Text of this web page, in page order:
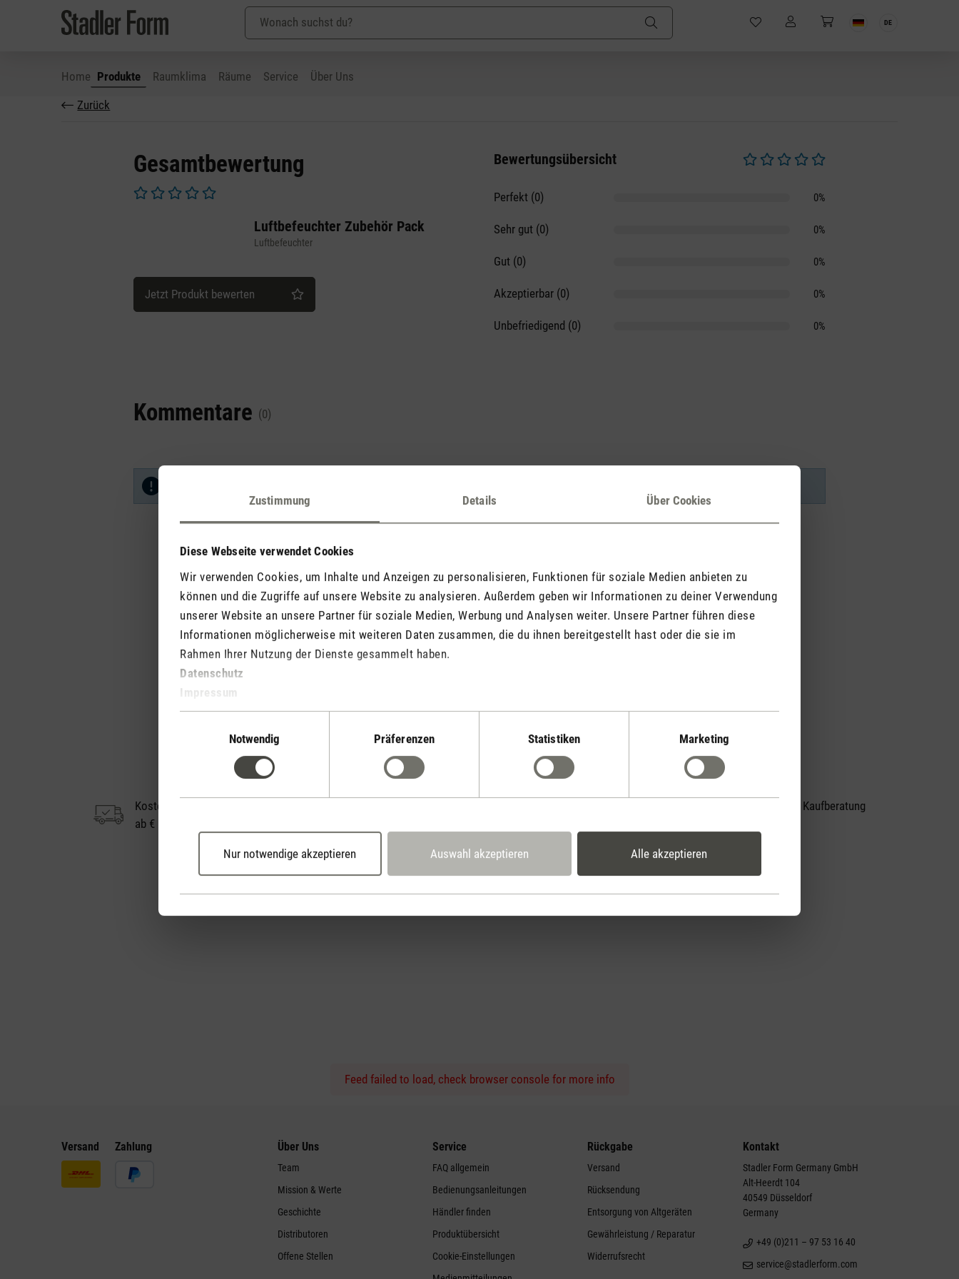
Zustimmung Details Über Cookies
Diese Webseite verwendet Cookies
Wir verwenden Cookies, um Inhalte und Anzeigen zu personalisieren, Funktionen für soziale Medien anbieten zu
können und die Zugriffe auf unsere Website zu analysieren. Außerdem geben wir Informationen zu deiner Verwendung
unserer Website an unsere Partner für soziale Medien, Werbung und Analysen weiter. Unsere Partner führen diese
Informationen möglicherweise mit weiteren Daten zusammen, die du ihnen bereitgestellt hast oder die sie im
Rahmen Ihrer Nutzung der Dienste gesammelt haben.
Datenschutz
Impressum
Notwendig
Präferenzen Statistiken Marketing
Nur notwendige akzeptieren Auswahl akzeptieren Alle akzeptieren
Hauptinhalt springen
Zur Suche springen
Zur Hauptnavigation springen
DE
Home Produkte Raumklima Räume Service
Über Uns
Zurück
Gesamtbewertung
Luftbefeuchter Zubehör Pack
Luftbefeuchter
Jetzt Produkt bewerten
Bewertungsübersicht
Perfekt (0) 0%
Sehr gut (0) 0%
Gut (0) 0%
Akzeptierbar (0) 0%
Unbefriedigend (0) 0%
Kommentare (0)
Jetzt Produkt bewerten
Kostenloser Versand
ab € 50
Persönliche Kaufberatung
Feed failed to load, check browser console for more info
Versand Zahlung Über Uns
Team
Mission & Werte
Geschichte
Distributoren
Offene Stellen
Service
FAQ allgemein
Bedienungsanleitungen
Händler finden
Produktübersicht
Cookie-Einstellungen
Rückgabe
Versand
Rücksendung
Entsorgung von Altgeräten
Gewährleistung / Reparatur
Widerrufsrecht
Kontakt
Stadler Form Germany GmbH
Alt-Heerdt 104
40549 Düsseldorf
Germany
+49 (0)211 – 97 53 16 40
service@stadlerform.com